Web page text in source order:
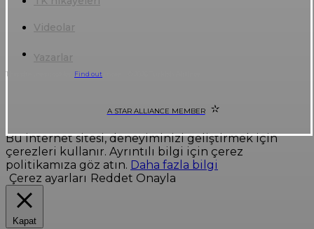
Videolar
Yazarlar
This site uses cookies. Find out
A STAR ALLIANCE MEMBER
Bu internet sitesi, deneyiminizi geliştirmek için
çerezleri kullanır. Ayrıntılı bilgi için çerez
politikamıza göz atın. Daha fazla bilgi
Çerez ayarları Reddet Onayla
Kapat